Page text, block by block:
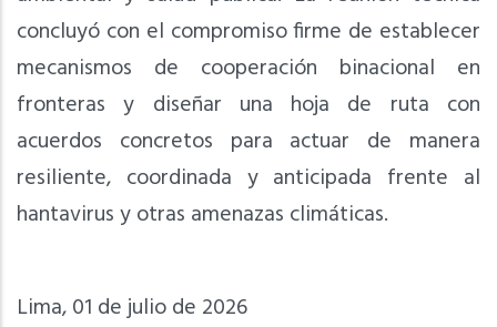
concluyó con el compromiso firme de establecer
mecanismos de cooperación binacional en
fronteras y diseñar una hoja de ruta con
acuerdos concretos para actuar de manera
resiliente, coordinada y anticipada frente al
hantavirus y otras amenazas climáticas.
Lima, 01 de julio de 2026